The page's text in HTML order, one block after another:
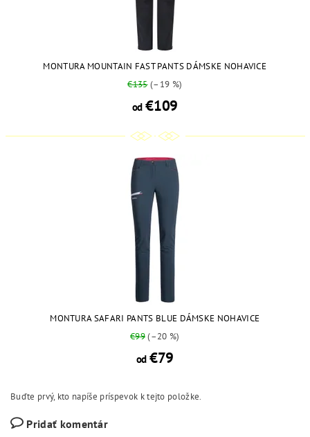
MONTURA MOUNTAIN FAST PANTS DÁMSKE NOHAVICE
€135(–19 %)
od€109
MONTURA SAFARI PANTS BLUE DÁMSKE NOHAVICE
€99(–20 %)
od€79
Buďte prvý, kto napíše príspevok k tejto položke.
Pridať komentár